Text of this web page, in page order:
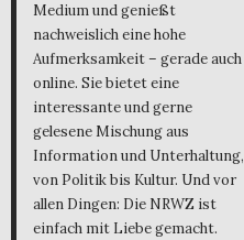
Medium und genießt
nachweislich eine hohe
Aufmerksamkeit – gerade auch
online. Sie bietet eine
interessante und gerne
gelesene Mischung aus
Information und Unterhaltung,
von Politik bis Kultur. Und vor
allen Dingen: Die NRWZ ist
einfach mit Liebe gemacht.